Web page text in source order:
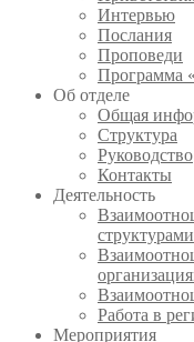
Интервью
Послания
Проповеди
Программа
Об отделе
Общая
Структура
Руководство
Контакты
Деятельность
структурами
Работа в
Мероприятия